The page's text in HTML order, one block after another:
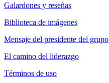
Galardones y reseñas
Biblioteca de imágenes
Mensaje del presidente del grupo
El camino del liderazgo
Términos de uso